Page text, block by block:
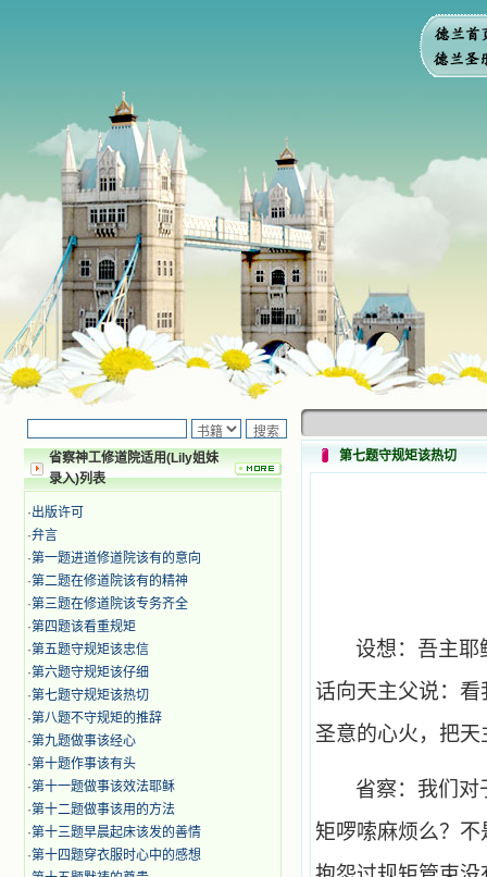
省察神工修道院适用(Lily姐妹
录入)列表
·出版许可
·弁言
·第一题进道修道院该有的意向
·第二题在修道院该有的精神
·第三题在修道院该专务齐全
·第四题该看重规矩
·第五题守规矩该忠信
·第六题守规矩该仔细
·第七题守规矩该热切
·第八题不守规矩的推辞
·第九题做事该经心
·第十题作事该有头
·第十一题做事该效法耶稣
·第十二题做事该用的方法
·第十三题早晨起床该发的善情
·第十四题穿衣服时心中的感想
第七题守规矩该热切
设想：吾主耶
话向天主父说：
圣意的心火，把
省察：我们对
矩啰嗦麻烦么？